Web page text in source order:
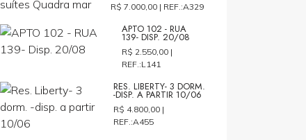
R$ 7.000,00 | REF.:A329
APTO 102 - RUA
139- DISP. 20/08
R$ 2.550,00 |
REF.:L141
RES. LIBERTY- 3 DORM.
-DISP. A PARTIR 10/06
R$ 4.800,00 |
REF.:A455